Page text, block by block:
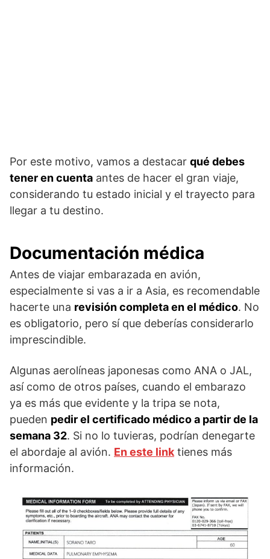
Por este motivo, vamos a destacar qué debes
tener en cuenta antes de hacer el gran viaje,
considerando tu estado inicial y el trayecto para
llegar a tu destino.
Documentación médica
Antes de viajar embarazada en avión,
especialmente si vas a ir a Asia, es recomendable
hacerte una revisión completa en el médico. No
es obligatorio, pero sí que deberías considerarlo
imprescindible.
Algunas aerolíneas japonesas como ANA o JAL,
así como de otros países, cuando el embarazo
ya es más que evidente y la tripa se nota,
pueden pedir el certificado médico a partir de la
semana 32. Si no lo tuvieras, podrían denegarte
el abordaje al avión. En este link tienes más
información.